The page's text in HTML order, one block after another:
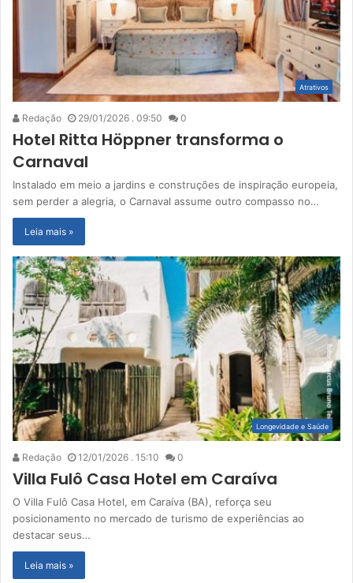
Atrativos
Redação 29/01/2026 . 09:50 0
Hotel Ritta Höppner transforma o
Carnaval
Instalado em meio a jardins e construções de inspiração europeia,
sem perder a alegria, o Carnaval assume outro compasso no…
Leia mais »
Longevidade e Saúde
Redação 12/01/2026 . 15:10 0
Villa Fulô Casa Hotel em Caraíva
O Villa Fulô Casa Hotel, em Caraíva (BA), reforça seu
posicionamento no mercado de turismo de experiências ao
destacar seus…
Leia mais »